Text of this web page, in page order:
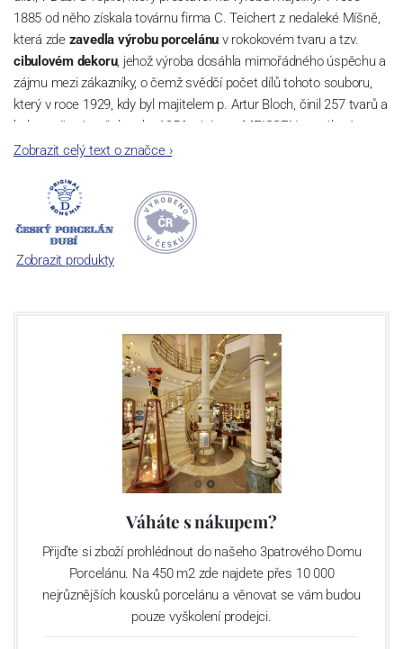
1885 od něho získala továrnu firma C. Teichert z nedaleké Míšně,
která zdezavedla výrobu porcelánu v rokokovém tvaru a tzv.
cibulovém dekoru, jehož výroba dosáhla mimořádného úspěchu a
zájmu mezi zákazníky, o čemž svědčí počet dílů tohoto souboru,
který v roce 1929, kdy byl majitelem p. Artur Bloch, činil 257 tvarů a
byl označován až do roku 1956 nápisem MEISSEN v oválovém
rámečku.
Dnes, kdy čtete tento úvod, nese firma název
počet jeho dílů v cibulovém provedení je 850 tvarů. Tyto výrobky
jsou garantovány Asociací sklářského a keramického průmyslu
České republiky jako „
Český výrobek
Zobrazit celý text o značce›
Zobrazit produkty
Váháte s nákupem?
Přijďte si zboží prohlédnout do našeho 3patrového Domu
Porcelánu. Na 450 m2 zde najdete přes 10 000
nejrůznějších kousků porcelánu a věnovat se vám budou
pouze vyškolení prodejci.